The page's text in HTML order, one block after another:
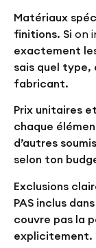
Matériaux
finitions. Si on
exactement
sais quel type,
fabricant.
Prix unitaires
chaque
d’autres
selon ton
Exclusions
PAS inclus
couvre pas la
explicitement.